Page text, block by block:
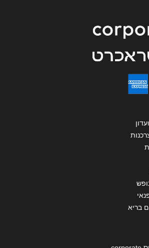
שליחה
האומן 30
באר שבע טוביהו 125
בריא